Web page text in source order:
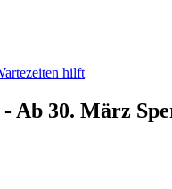
hilft
Ab 30. März